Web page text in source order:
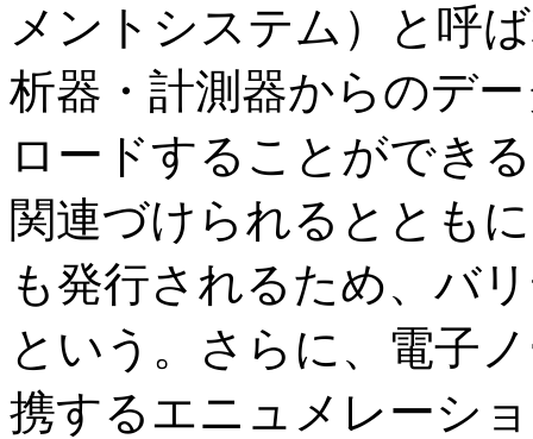
メントシステム）と呼
析器・計測器からのデ
ロードすることができ
関連づけられるととも
も発行されるため、バ
という。さらに、電子
携するエニュメレーシ